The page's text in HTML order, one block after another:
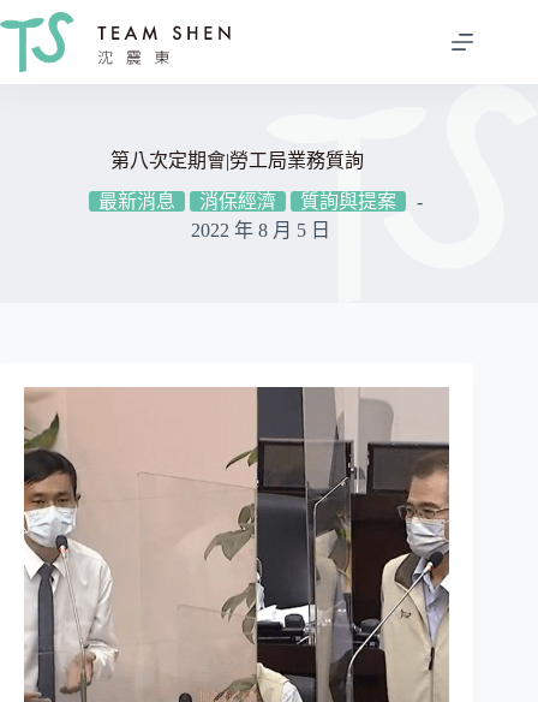
跳
第八次定期會|勞工局業務質詢
最新消息
消保經濟
質詢與提案
2022 年 8 月 5 日